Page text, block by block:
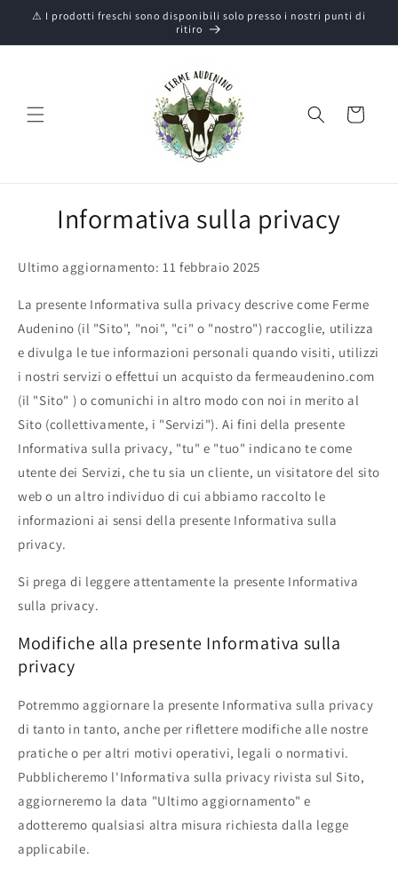
direttamente
⚠ I prodotti freschi sono disponibili solo presso i nostri punti di
ritiro
Carrello
Informativa sulla privacy
Ultimo aggiornamento: 11 febbraio 2025
La presente Informativa sulla privacy descrive come Ferme
Audenino (il "Sito", "noi", "ci" o "nostro") raccoglie, utilizza
e divulga le tue informazioni personali quando visiti, utilizzi
i nostri servizi o effettui un acquisto da fermeaudenino.com
(il "Sito" ) o comunichi in altro modo con noi in merito al
Sito (collettivamente, i "Servizi"). Ai fini della presente
Informativa sulla privacy, "tu" e "tuo" indicano te come
utente dei Servizi, che tu sia un cliente, un visitatore del sito
web o un altro individuo di cui abbiamo raccolto le
informazioni ai sensi della presente Informativa sulla
privacy.
Si prega di leggere attentamente la presente Informativa
sulla privacy.
Modifiche alla presente Informativa sulla
privacy
Potremmo aggiornare la presente Informativa sulla privacy
di tanto in tanto, anche per riflettere modifiche alle nostre
pratiche o per altri motivi operativi, legali o normativi.
Pubblicheremo l'Informativa sulla privacy rivista sul Sito,
aggiorneremo la data "Ultimo aggiornamento" e
adotteremo qualsiasi altra misura richiesta dalla legge
applicabile.